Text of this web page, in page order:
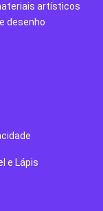
artísticos
desenho
e Lápis